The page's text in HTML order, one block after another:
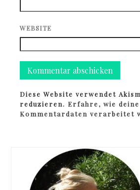
WEBSITE
Diese Website verwendet
reduzieren.Erfahre, wie deine
Kommentardaten verarbeitet